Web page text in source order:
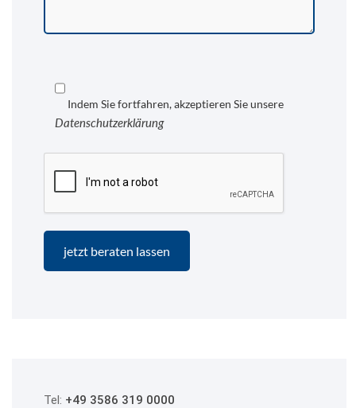
Indem Sie fortfahren, akzeptieren Sie unsere
Datenschutzerklärung
Tel: +49 3586 319 0000